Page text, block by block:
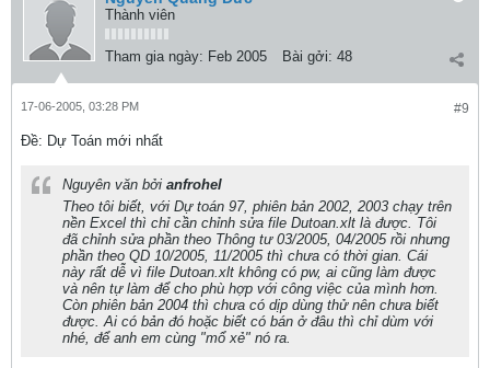
Thành viên
Tham gia ngày: Feb 2005 Bài gởi: 48
#9
17-06-2005, 03:28 PM
Ðề: Dự Toán mới nhất
Nguyên văn bởi anfrohel
Theo tôi biết, với Dự toán 97, phiên bản 2002, 2003 chạy trên
nền Excel thì chỉ cần chỉnh sửa file Dutoan.xlt là được. Tôi
đã chỉnh sửa phần theo Thông tư 03/2005, 04/2005 rồi nhưng
phần theo QD 10/2005, 11/2005 thì chưa có thời gian. Cái
này rất dễ vì file Dutoan.xlt không có pw, ai cũng làm được
và nên tự làm để cho phù hợp với công việc của mình hơn.
Còn phiên bản 2004 thì chưa có dịp dùng thử nên chưa biết
được. Ai có bản đó hoặc biết có bán ở đâu thì chỉ dùm với
nhé, để anh em cùng "mổ xẻ" nó ra.